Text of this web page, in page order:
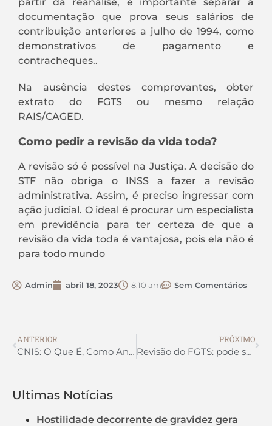
documentação que prova seus salários de
contribuição anteriores a julho de 1994, como
demonstrativos de pagamento e
contracheques..
Na ausência destes comprovantes, obter
extrato do FGTS ou mesmo relação
RAIS/CAGED.
Como pedir a revisão da vida toda?
A revisão só é possível na Justiça. A decisão do
STF não obriga o INSS a fazer a revisão
administrativa. Assim, é preciso ingressar com
ação judicial. O ideal é procurar um especialista
em previdência para ter certeza de que a
revisão da vida toda é vantajosa, pois ela não é
para todo mundo
Admin abril 18, 2023 8:10 am Sem Comentários
ANTERIOR
CNIS: O Que É, Como Analisar E Corrigir? Cadastro Nacional de Informações Sociais
PRÓXIMO
Revisão do FGTS: pode ser decidida essa semana
Ultimas Notícias
Hostilidade decorrente de gravidez gera